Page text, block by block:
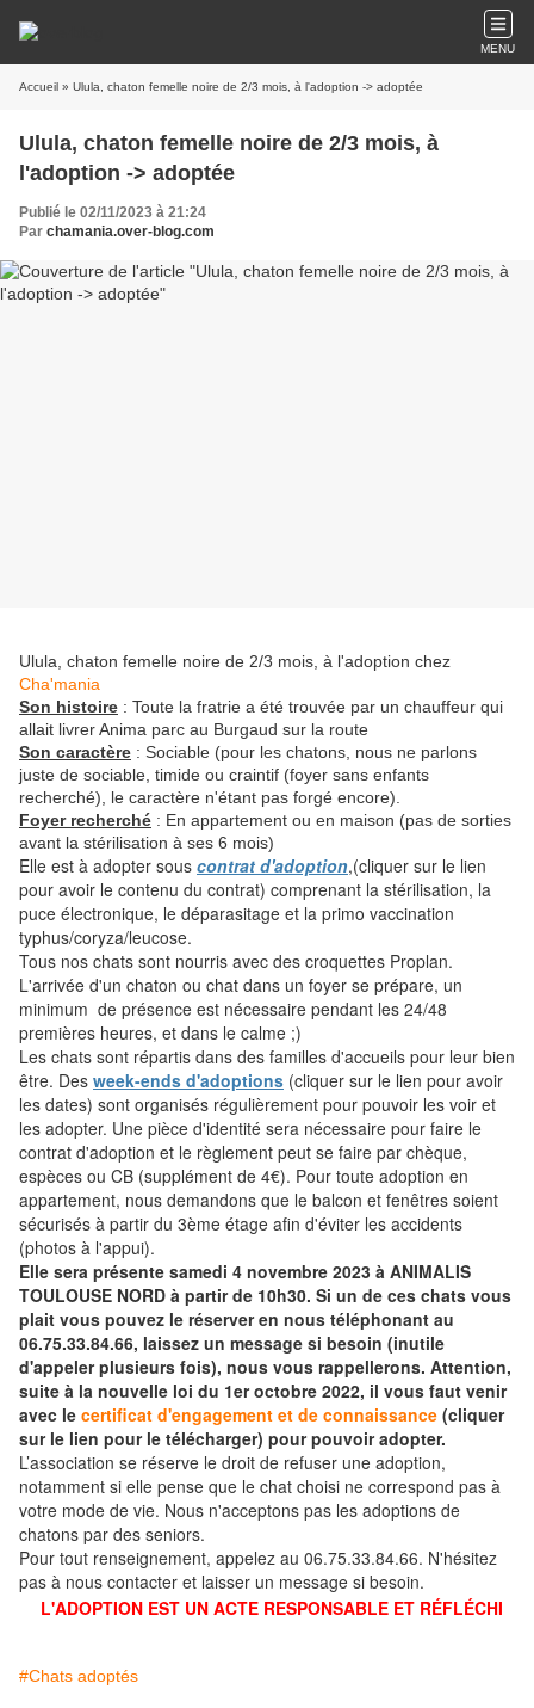
MENU
Accueil » Ulula, chaton femelle noire de 2/3 mois, à l'adoption -> adoptée
Ulula, chaton femelle noire de 2/3 mois, à
l'adoption -> adoptée
Publié le 02/11/2023 à 21:24
Par chamania.over-blog.com
Ulula, chaton femelle noire de 2/3 mois, à l'adoption chez
Cha'mania
Son histoire : Toute la fratrie a été trouvée par un chauffeur qui
allait livrer Anima parc au Burgaud sur la route
Son caractère : Sociable (pour les chatons, nous ne parlons
juste de sociable, timide ou craintif (foyer sans enfants
recherché), le caractère n'étant pas forgé encore).
Foyer recherché : En appartement ou en maison (pas de sorties
avant la stérilisation à ses 6 mois)
Elle est à adopter sous contrat d'adoption,(cliquer sur le lien
pour avoir le contenu du contrat) comprenant la stérilisation, la
puce électronique, le déparasitage et la primo vaccination
typhus/coryza/leucose.
Tous nos chats sont nourris avec des croquettes Proplan.
L'arrivée d'un chaton ou chat dans un foyer se prépare, un
minimum de présence est nécessaire pendant les 24/48
premières heures, et dans le calme ;)
Les chats sont répartis dans des familles d'accueils pour leur bien
être. Des week-ends d'adoptions (cliquer sur le lien pour avoir
les dates) sont organisés régulièrement pour pouvoir les voir et
les adopter. Une pièce d'identité sera nécessaire pour faire le
contrat d'adoption et le règlement peut se faire par chèque,
espèces ou CB (supplément de 4€). Pour toute adoption en
appartement, nous demandons que le balcon et fenêtres soient
sécurisés à partir du 3ème étage afin d'éviter les accidents
(photos à l'appui).
Elle sera présente samedi 4 novembre 2023 à ANIMALIS
TOULOUSE NORD à partir de 10h30. Si un de ces chats vous
plait vous pouvez le réserver en nous téléphonant au
06.75.33.84.66, laissez un message si besoin (inutile
d'appeler plusieurs fois), nous vous rappellerons. Attention,
suite à la nouvelle loi du 1er octobre 2022, il vous faut venir
avec le certificat d'engagement et de connaissance (cliquer
sur le lien pour le télécharger) pour pouvoir adopter.
L’association se réserve le droit de refuser une adoption,
notamment si elle pense que le chat choisi ne correspond pas à
votre mode de vie. Nous n'acceptons pas les adoptions de
chatons par des seniors.
Pour tout renseignement, appelez au 06.75.33.84.66. N'hésitez
pas à nous contacter et laisser un message si besoin.
L'ADOPTION EST UN ACTE RESPONSABLE ET RÉFLÉCHI
#Chats adoptés